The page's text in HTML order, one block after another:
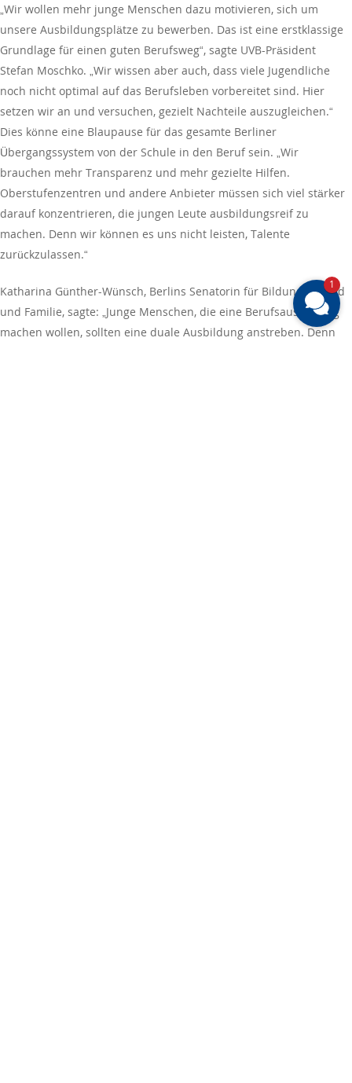
„Wir wollen mehr junge Menschen dazu motivieren, sich um
unsere Ausbildungsplätze zu bewerben. Das ist eine erstklassige
Grundlage für einen guten Berufsweg“, sagte UVB-Präsident
Stefan Moschko. „Wir wissen aber auch, dass viele Jugendliche
noch nicht optimal auf das Berufsleben vorbereitet sind. Hier
setzen wir an und versuchen, gezielt Nachteile auszugleichen.“
Dies könne eine Blaupause für das gesamte Berliner
Übergangssystem von der Schule in den Beruf sein. „Wir
brauchen mehr Transparenz und mehr gezielte Hilfen.
Oberstufenzentren und andere Anbieter müssen sich viel stärker
darauf konzentrieren, die jungen Leute ausbildungsreif zu
machen. Denn wir können es uns nicht leisten, Talente
zurückzulassen.“
Katharina Günther-Wünsch, Berlins Senatorin für Bildung, Jugend
und Familie, sagte: „Junge Menschen, die eine Berufsausbildung
machen wollen, sollten eine duale Ausbildung anstreben. Denn
1